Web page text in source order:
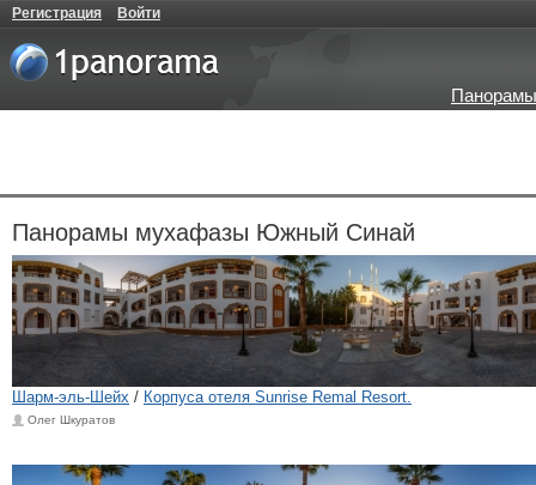
Регистрация Войти
Панорамы мухафазы Южный Синай
Шарм-эль-Шейх / Корпуса отеля Sunrise Remal Resort.
Олег Шкуратов